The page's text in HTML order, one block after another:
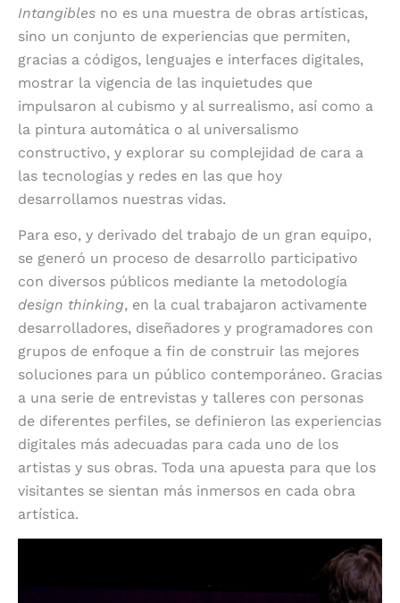
Intangibles no es una muestra de obras artísticas,
sino un conjunto de experiencias que permiten,
gracias a códigos, lenguajes e interfaces digitales,
mostrar la vigencia de las inquietudes que
impulsaron al cubismo y al surrealismo, así como a
la pintura automática o al universalismo
constructivo, y explorar su complejidad de cara a
las tecnologías y redes en las que hoy
desarrollamos nuestras vidas.
Para eso, y derivado del trabajo de un gran equipo,
se generó un proceso de desarrollo participativo
con diversos públicos mediante la metodología
design thinking, en la cual trabajaron activamente
desarrolladores, diseñadores y programadores con
grupos de enfoque a fin de construir las mejores
soluciones para un público contemporáneo. Gracias
a una serie de entrevistas y talleres con personas
de diferentes perfiles, se definieron las experiencias
digitales más adecuadas para cada uno de los
artistas y sus obras. Toda una apuesta para que los
visitantes se sientan más inmersos en cada obra
artística.